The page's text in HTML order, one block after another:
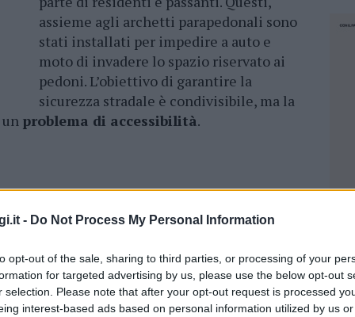
- Do Not Process My Personal Information
opt-out of the sale, sharing to third parties, or processing of your
for targeted advertising by us, please use the below opt-out
selection. Please note that after your opt-out request is processed
interest-based ads based on personal information utilized by us
assieme agli archetti parapedonali sono
stati installati per impedire a auto e
moto di invadere lo spazio riservato ai
pedoni. L’obiettivo di garantire la
sicurezza stradale è condivisibile, ma la
problema di accessibilità.
Cannigionehanno evidenziato come la
distanza tra gli archetti parapedonali
d’accesso ridotto rischia, infatti, di
in una barriera architettonica,
mobilità autonoma.